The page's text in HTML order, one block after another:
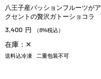
八王子産パッションフルーツがア
クセントの贅沢ガトーショコラ
3,400 円 （8%税込）
在庫：✕
送料込冷凍 二重包装不可